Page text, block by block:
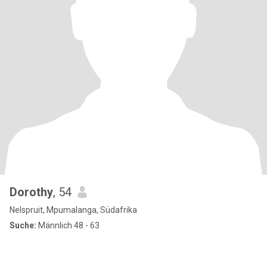
Dorothy, 54
Nelspruit, Mpumalanga, Südafrika
Suche: Männlich 48 - 63